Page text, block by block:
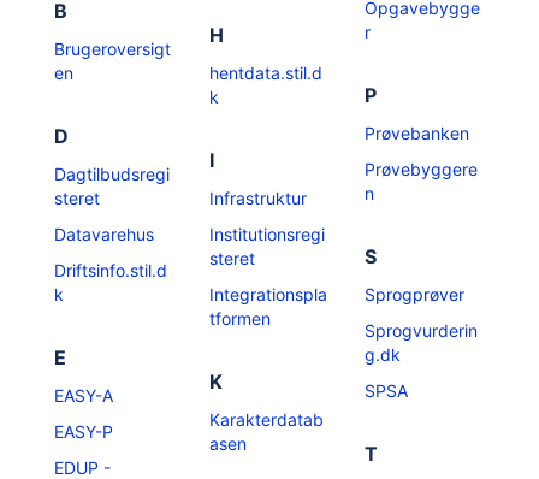
B
Brugeroversigt
en
D
Dagtilbudsregi
steret
Datavarehus
Driftsinfo.stil.d
k
E
EASY-A
EASY-P
EDUP -
H
hentdata.stil.d
k
I
Infrastruktur
Institutionsregi
steret
Integrationspla
tformen
K
Karakterdatab
asen
Opgavebygge
r
P
Prøvebanken
Prøvebyggere
n
S
Sprogprøver
Sprogvurderin
g.dk
SPSA
T